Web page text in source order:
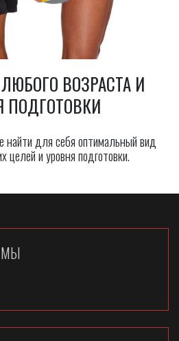
ВОЗРАСТА И
ПОДГОТОВКИ
для себя оптимальный вид
целей и уровня подготовки.